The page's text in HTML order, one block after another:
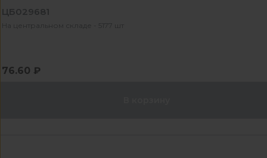
ЦБ029681
На центральном складе - 5177 шт
76.60 ₽